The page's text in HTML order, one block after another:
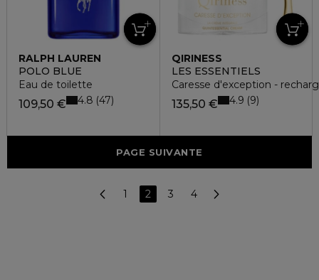
RALPH LAUREN
POLO BLUE
Eau de toilette
109,50 € 4.8 47
QIRINESS
LES ESSENTIELS
Caresse d'exception -
135,50 € 4.9 9
PAGE SUIVANTE
1 2 3 4